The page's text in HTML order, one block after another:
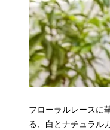
フローラルレースに
る、白とナチュラル